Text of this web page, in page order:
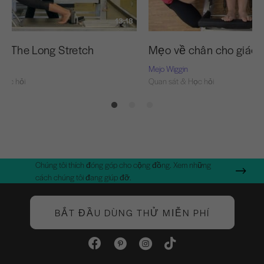
13:18
The Long Stretch
hỏi
Mẹo về chân cho giáo
Mejo Wiggin
Quan sát & Học hỏi
Chúng tôi thích đóng góp cho cộng đồng. Xem những
cách chúng tôi đang giúp đỡ.
BẮT ĐẦU DÙNG THỬ MIỄN PHÍ